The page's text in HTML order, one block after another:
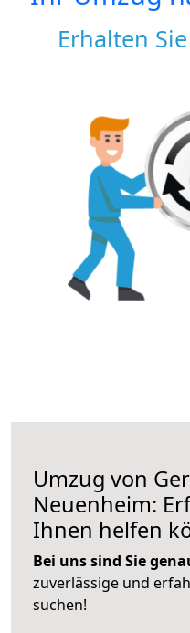
Erhalten
Umzug von
Neuenheim:
Ihnen helfen
Bei uns sind Sie
zuverlässige und
suchen!